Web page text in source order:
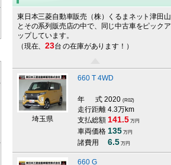
東日本三菱自動車販売（株）くるまネット津田山
とその系列販売店の中で、同じ中古車をピックア
ップしています。
（現在、23台 の在庫があります！）
埼玉県
660 T 4WD
年 式 2020 (R02)
走行距離 4.3万km
支払総額 141.5 万円
車両価格 135 万円
諸費用 6.5 万円
660 G